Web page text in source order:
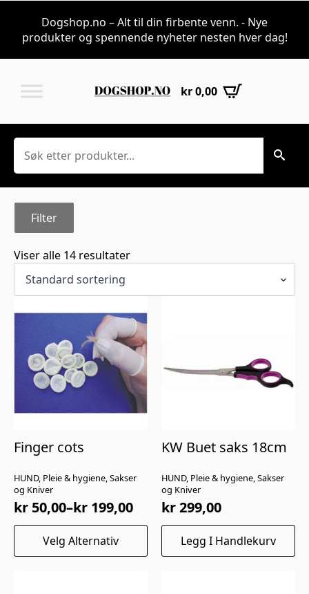
Sakser og Kniver
Dogshop.no – Alt til din firbente venn. - Nye
produkter og spennende nyheter nesten hver dag!
kr0,00
Søk
Filter
Viser alle 14 resultater
HUND, Pleie & hygiene, Sakser
og Kniver
Finger cots
kr 50,00–kr 199,00
Prisområde:
kr 50,00
Velg Alternativ
Dette
produktet
HUND, Pleie & hygiene, Sakser
og Kniver
KW Buet saks 18cm
kr299,00
Legg I Handlekurv